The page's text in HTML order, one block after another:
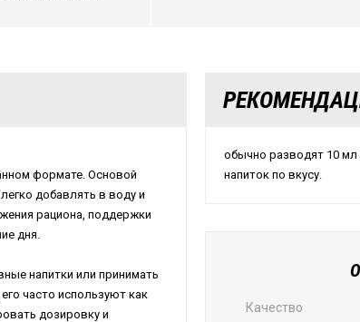
формате. Основой
добавлять в воду и
рациона, поддержки
дня.
напитки или принимать
часто используют как
дозировку и
обычно разводят 10
напиток по вкусу.
Качество